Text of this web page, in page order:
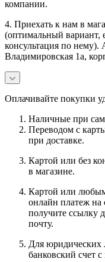
компании.
4. Приехать к нам в
(оптимальный вариант,
консультация по нему).
Владимировская 1а,
Оплачивайте покупки
Наличные при
Переводом с
при доставке.
Картой или без
в магазине.
Картой или
онлайн платеж на
получите ссылку
почту.
Для юридических
банковский счет